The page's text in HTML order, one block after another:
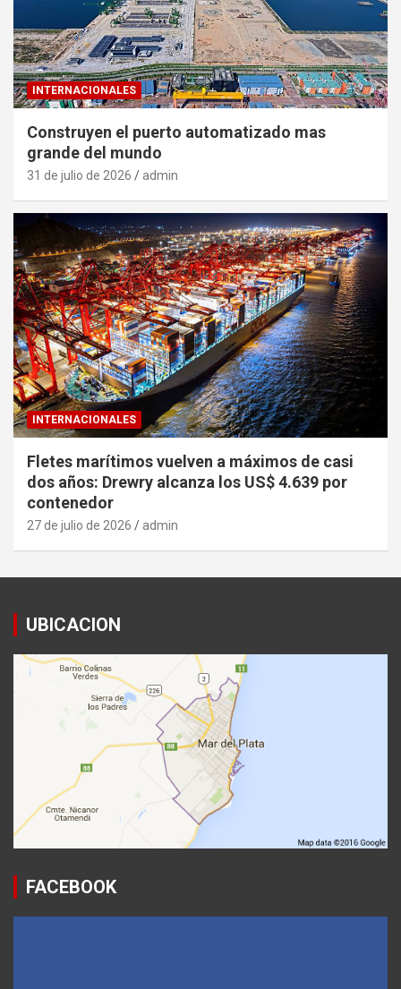
INTERNACIONALES
Construyen el puerto automatizado mas
grande del mundo
31 de julio de 2026 admin
INTERNACIONALES
Fletes marítimos vuelven a máximos de casi
dos años: Drewry alcanza los US$ 4.639 por
contenedor
27 de julio de 2026 admin
UBICACION
FACEBOOK